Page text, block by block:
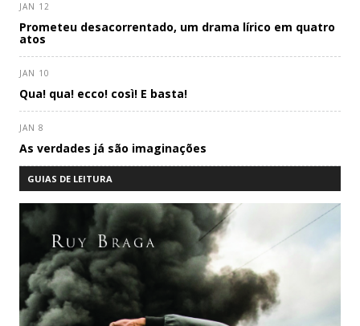
JAN 12
Prometeu desacorrentado, um drama lírico em quatro
atos
JAN 10
Qua! qua! ecco! così! E basta!
JAN 8
As verdades já são imaginações
GUIAS DE LEITURA